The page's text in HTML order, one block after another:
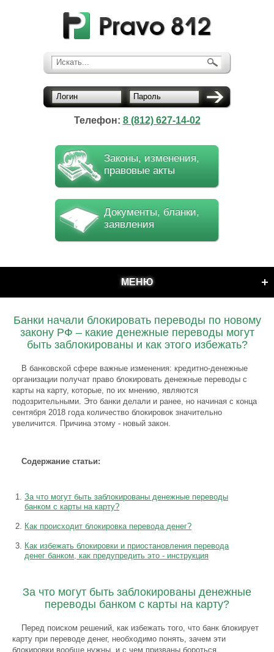
Искать...
Логин Пароль
Телефон: 8 (812) 627-14-02
Законы, изменения,
правовые акты
Документы, бланки,
заявления
МЕНЮ
Банки начали блокировать переводы по новому
закону РФ – какие денежные переводы могут
быть заблокированы и как этого избежать?
В банковской сфере важные изменения: кредитно-денежные
организации получат право блокировать денежные переводы с
карты на карту, которые, по их мнению, являются
подозрительными. Это банки делали и ранее, но начиная с конца
сентября 2018 года количество блокировок значительно
увеличится. Причина этому - новый закон.
Содержание статьи:
За что могут быть заблокированы денежные переводы
банком с карты на карту?
Как происходит блокировка перевода денег?
Как избежать блокировки и приостановления перевода
денег банком, как предупредить это - инструкция
За что могут быть заблокированы денежные
переводы банком с карты на карту?
Перед поиском решений, как избежать того, что банк блокирует
карту при переводе денег, необходимо понять, зачем эти
блокировки вообще нужны, и с чем призваны бороться.